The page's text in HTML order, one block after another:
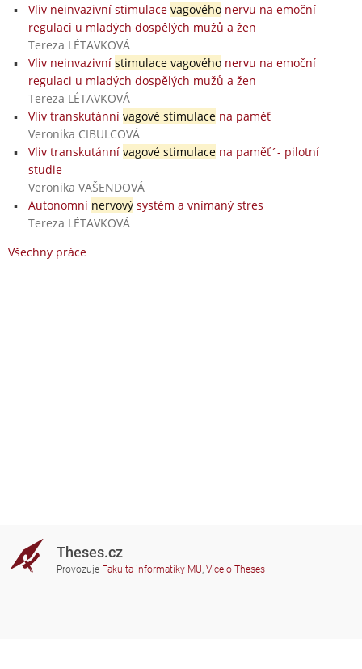
Vliv neinvazivní stimulace vagovéhonervu na emoční
regulaci u mladých dospělých mužů a žen
Tereza LÉTAVKOVÁ
Vliv neinvazivní stimulace vagovéhonervu na emoční
regulaci u mladých dospělých mužů a žen
Tereza LÉTAVKOVÁ
Vliv transkutánní vagové stimulacena paměť
Veronika CIBULCOVÁ
Vliv transkutánní vagové stimulacena paměť´- pilotní
studie
Veronika VAŠENDOVÁ
Autonomní nervovýsystém a vnímaný stres
Tereza LÉTAVKOVÁ
Všechny práce
Theses.cz
Provozuje Fakulta informatiky MU, Více o Theses